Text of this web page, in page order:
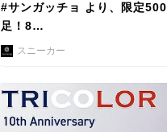
#サンガッチョ より、限定500
足！8…
スニーカー